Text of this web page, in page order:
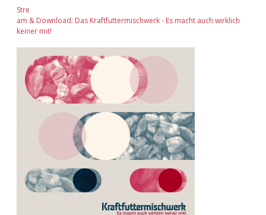
Stre
am & Download: Das Kraftfuttermischwerk - Es macht auch wirklich
keiner mit!